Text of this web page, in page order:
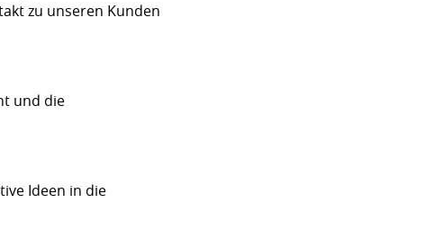
zu unseren Kunden
und die
Ideen in die